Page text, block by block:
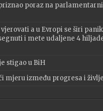
poraz na
a u Evropi se širi
i mete udaljene 4
stigao u BiH
mjeru između progresa i